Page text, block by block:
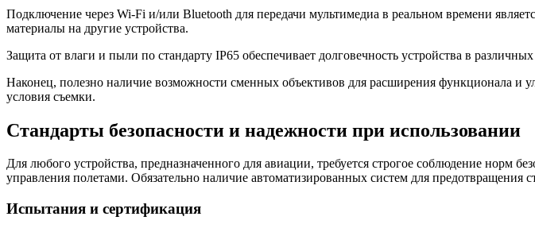
Подключение через Wi-Fi и/или Bluetooth для передачи мультимедиа в реальном времени
материалы на другие устройства.
Защита от влаги и пыли по стандарту IP65 обеспечивает долговечность устройства в
Наконец, полезно наличие возможности сменных объективов для расширения функционала и
условия съемки.
Стандарты безопасности и надежности при использовании
Для любого устройства, предназначенного для авиации, требуется строгое соблюдение норм
управления полетами. Обязательно наличие автоматизированных систем для предотвращения
Испытания и сертификация